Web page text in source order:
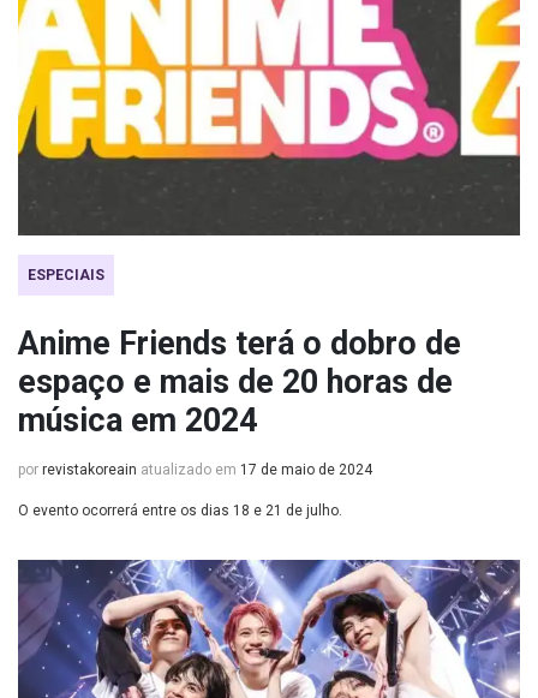
ESPECIAIS
Anime Friends terá o dobro de
espaço e mais de 20 horas de
música em 2024
por revistakoreain atualizado em 17 de maio de 2024
O evento ocorrerá entre os dias 18 e 21 de julho.